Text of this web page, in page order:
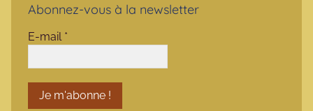
Abonnez-vous à la newsletter
E-mail *